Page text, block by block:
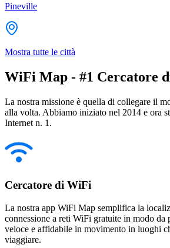
Pineville
Mostra tutte le città
WiFi Map - #1 Cercatore
La nostra missione è quella di collegare il
alla volta. Abbiamo iniziato nel 2014 e ora
Internet n. 1.
Cercatore di WiFi
La nostra app WiFi Map semplifica la
connessione a reti WiFi gratuite in modo da
veloce e affidabile in movimento in luoghi
viaggiare.